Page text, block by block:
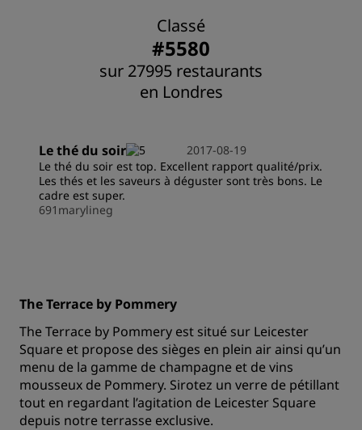
Classé
#5580
sur 27995 restaurants
en Londres
Le thé du soir
2017-08-19
Le thé du soir est top. Excellent rapport qualité/prix.
Les thés et les saveurs à déguster sont très bons. Le
cadre est super.
691marylineg
The Terrace by Pommery
The Terrace by Pommery est situé sur Leicester
Square et propose des sièges en plein air ainsi qu’un
menu de la gamme de champagne et de vins
mousseux de Pommery. Sirotez un verre de pétillant
tout en regardant l’agitation de Leicester Square
depuis notre terrasse exclusive.